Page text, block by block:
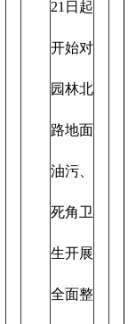
21日起
开始对
园林北
路地面
油污、
死角卫
生开展
全面整